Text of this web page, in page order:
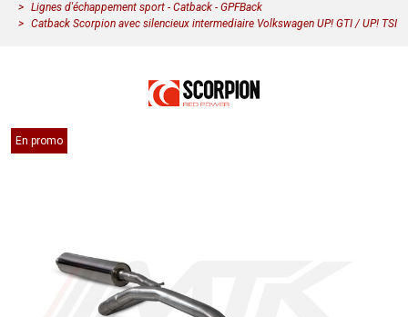
Lignes d'échappement sport - Catback - GPFBack
Catback Scorpion avec silencieux intermediaire Volkswagen UP! GTI / UP! TSI
En promo